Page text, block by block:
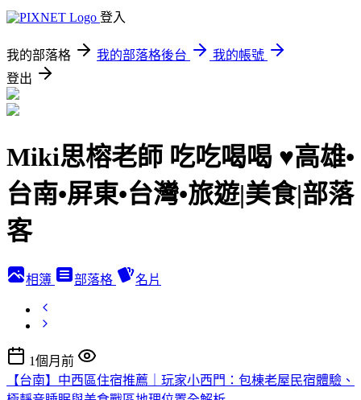
登入
我的部落格 我的部落格後台
我的帳號
登出
Miki思榕老師 吃吃喝喝 ♥️高雄•
台南•屏東•台灣•旅遊|美食|部落
客
相簿 部落格 名片
1個月前
【台南】中西區住宿推薦｜玩家小西門：包棟老屋民宿體驗、